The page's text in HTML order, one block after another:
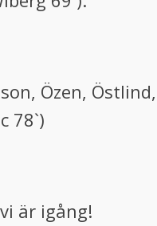
Özen,
78`)
är igång!